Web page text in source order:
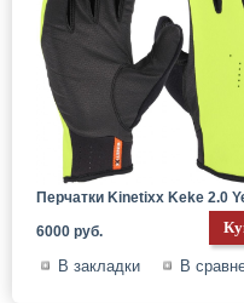
Перчатки Kinetixx Keke 2.0
6000 руб.
В закладки В